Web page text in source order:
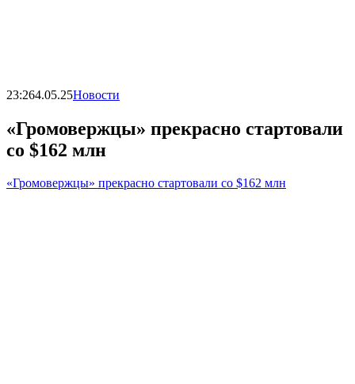
23:264.05.25Новости
«Громовержцы» прекрасно стартовали
со $162 млн
«Громовержцы» прекрасно стартовали со $162 млн